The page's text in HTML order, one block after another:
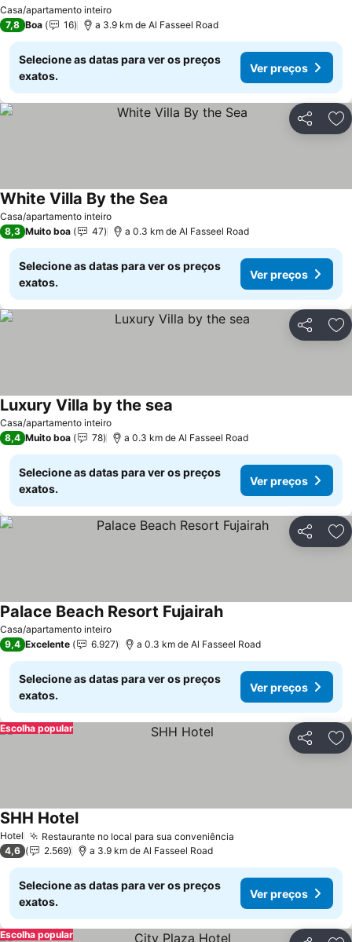
Casa/apartamento inteiro
7,8 Boa 16 a 3.9 km de Al Fasseel Road
Selecione as datas para ver os preços
exatos.
Ver preços
Partilhar
Casa/apartamento inteiro
White Villa By the Sea
8,3 Muito boa 47 a 0.3 km de Al Fasseel Road
Selecione as datas para ver os preços
exatos.
Ver preços
Partilhar
Casa/apartamento inteiro
Luxury Villa by the sea
8,4 Muito boa 78 a 0.3 km de Al Fasseel Road
Selecione as datas para ver os preços
exatos.
Ver preços
Partilhar
Casa/apartamento inteiro
Palace Beach Resort Fujairah
9,4 Excelente 6.927 a 0.3 km de Al Fasseel Road
Selecione as datas para ver os preços
exatos.
Ver preços
Partilhar
Escolha popular
Hotel Restaurante no local para sua conveniência
SHH Hotel
4,6 2.569 a 3.9 km de Al Fasseel Road
Selecione as datas para ver os preços
exatos.
Ver preços
Escolha popular